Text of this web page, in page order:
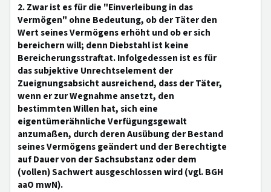
2. Zwar ist es für die "Einverleibung in das
Vermögen" ohne Bedeutung, ob der Täter den
Wert seines Vermögens erhöht und ob er sich
bereichern will; denn Diebstahl ist keine
Bereicherungsstraftat. Infolgedessen ist es für
das subjektive Unrechtselement der
Zueignungsabsicht ausreichend, dass der Täter,
wenn er zur Wegnahme ansetzt, den
bestimmten Willen hat, sich eine
eigentümerähnliche Verfügungsgewalt
anzumaßen, durch deren Ausübung der Bestand
seines Vermögens geändert und der Berechtigte
auf Dauer von der Sachsubstanz oder dem
(vollen) Sachwert ausgeschlossen wird (vgl. BGH
aaO mwN).